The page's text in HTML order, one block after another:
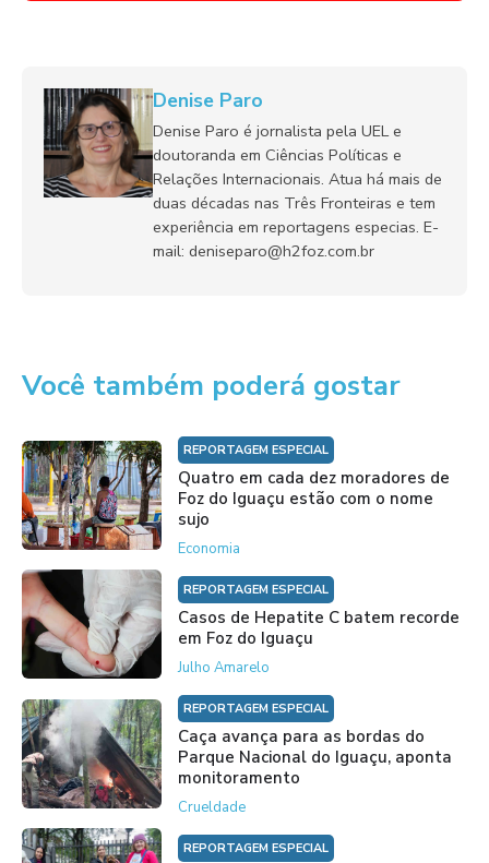
Denise Paro
Denise Paro é jornalista pela UEL e
doutoranda em Ciências Políticas e
Relações Internacionais. Atua há mais de
duas décadas nas Três Fronteiras e tem
experiência em reportagens especias. E-
mail: deniseparo@h2foz.com.br
Você também poderá gostar
REPORTAGEM ESPECIAL
Quatro em cada dez moradores de
Foz do Iguaçu estão com o nome
sujo
Economia
REPORTAGEM ESPECIAL
Casos de Hepatite C batem recorde
em Foz do Iguaçu
Julho Amarelo
REPORTAGEM ESPECIAL
Caça avança para as bordas do
Parque Nacional do Iguaçu, aponta
monitoramento
Crueldade
REPORTAGEM ESPECIAL